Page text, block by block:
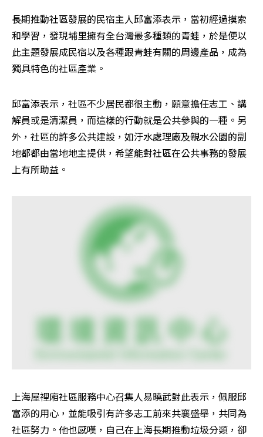
長期推動社區發展的民宿主人邱富添表示，當初經過摸索
和學習，發現埔里擁有全台灣最多種類的青蛙，於是便以
此主題發展成民宿以及各種跟青蛙有關的周邊產品，成為
獨具特色的社區產業。
邱富添表示，社區不少居民都很主動，願意擔任志工、講
解員或是清潔員，而這樣的行動就是公共參與的一種。另
外，社區的許多公共建設，如汙水處理廠及親水公園的副
地都都由當地地主提供，希望能對社區在公共事務的發展
上有所助益。
上海屋裡廂社區服務中心召集人易曉武對此表示，佩服邱
富添的用心，並能吸引有許多志工前來共襄盛舉，共同為
社區努力。他也感嘆，自己在上海長期推動垃圾分類，卻